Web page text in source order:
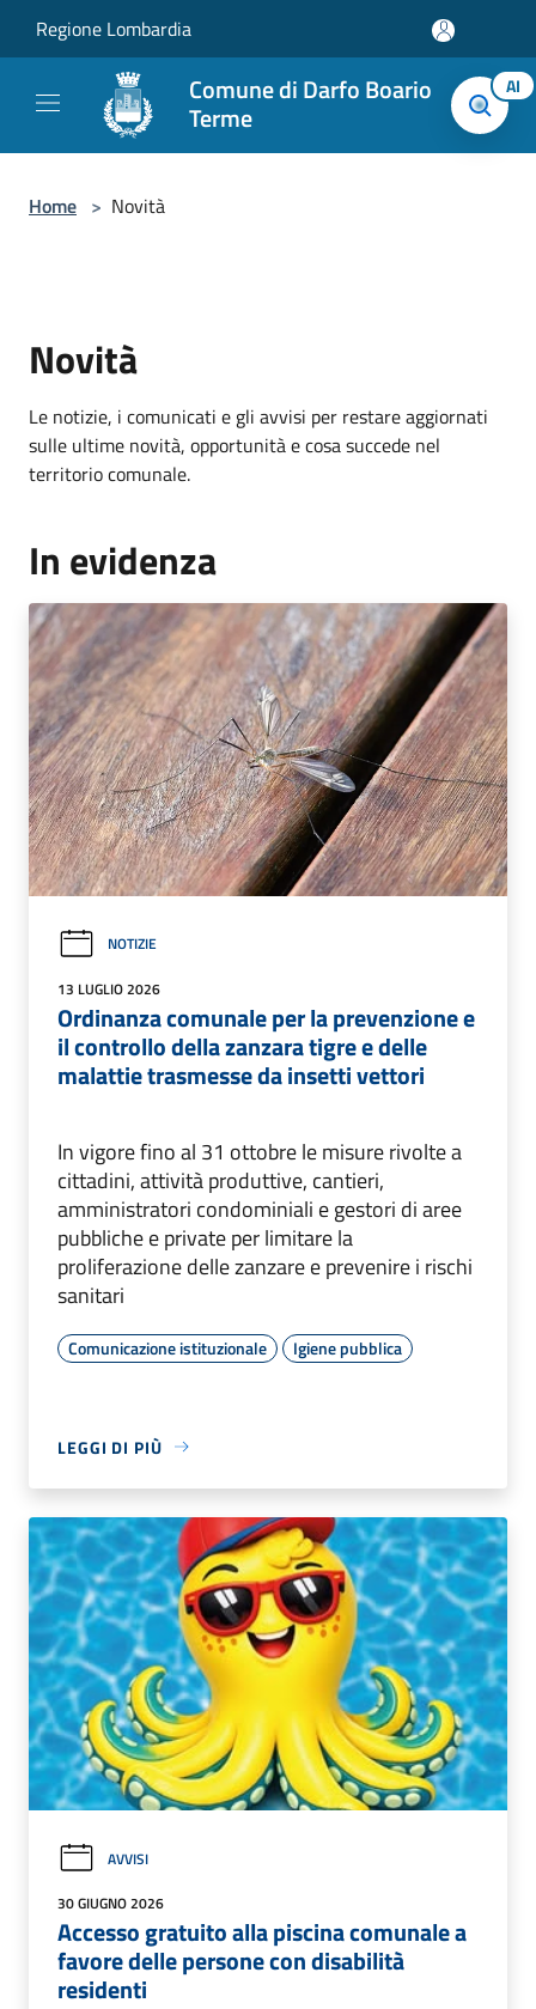
Regione Lombardia
Comune di Darfo Boario
Terme
AI
Home > Novità
Novità
Le notizie, i comunicati e gli avvisi per restare aggiornati
sulle ultime novità, opportunità e cosa succede nel
territorio comunale.
In evidenza
NOTIZIE
13 LUGLIO 2026
Ordinanza comunale per la prevenzione e
il controllo della zanzara tigre e delle
malattie trasmesse da insetti vettori
In vigore fino al 31 ottobre le misure rivolte a
cittadini, attività produttive, cantieri,
amministratori condominiali e gestori di aree
pubbliche e private per limitare la
proliferazione delle zanzare e prevenire i rischi
sanitari
Comunicazione istituzionale Igiene pubblica
LEGGI DI PIÙ
AVVISI
30 GIUGNO 2026
Accesso gratuito alla piscina comunale a
favore delle persone con disabilità
residenti